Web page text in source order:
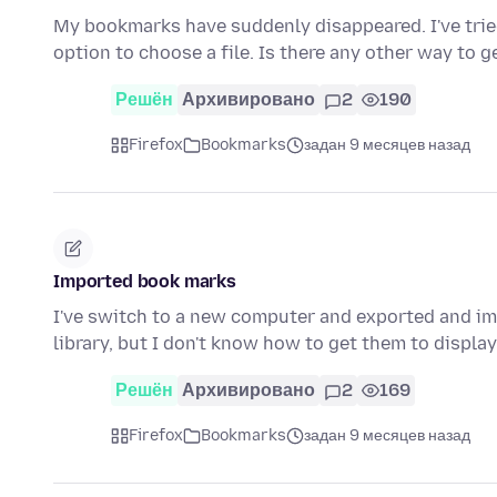
My bookmarks have suddenly disappeared. I've
option to choose a file. Is there any other way to
Решён Архивировано 2 190
Firefox Bookmarks задан 9 месяцев назад
Imported book marks
I've switch to a new computer and exported and
library, but I don't know how to get them to
Решён Архивировано 2 169
Firefox Bookmarks задан 9 месяцев назад